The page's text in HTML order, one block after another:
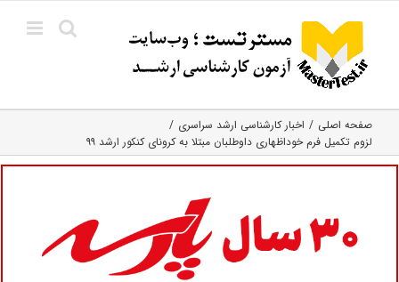
content
صفحه اصلی
اخبار کارشناسی ارشد سراسری
لزوم تکمیل فرم خوداظهاری داوطلبان مبتلا به کرونای کنکور ارشد ۹۹